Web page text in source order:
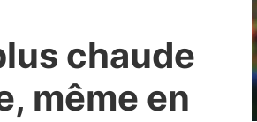
chaude
même en